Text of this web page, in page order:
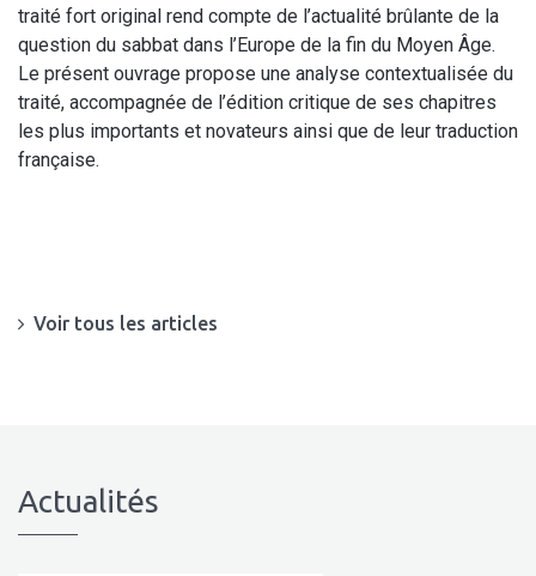
traité fort original rend compte de l’actualité brûlante de la
question du sabbat dans l’Europe de la fin du Moyen Âge.
Le présent ouvrage propose une analyse contextualisée du
traité, accompagnée de l’édition critique de ses chapitres
les plus importants et novateurs ainsi que de leur traduction
française.
Voir tous les articles
Actualités